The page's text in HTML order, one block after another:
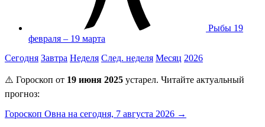
Рыбы 19
февраля – 19 марта
Сегодня Завтра Неделя След. неделя Месяц 2026
⚠️ Гороскоп от 19 июня 2025 устарел. Читайте актуальный
прогноз:
Гороскоп Овна на сегодня, 7 августа 2026 →